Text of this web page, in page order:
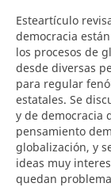
Esteartículo
democracia
los procesos de
desde diversas
para regular
estatales. Se
y de democracia
pensamiento
globalización, y
ideas muy
quedan